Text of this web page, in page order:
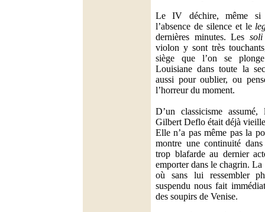
Le IV déchire, même si
l’absence de silence et le
dernières minutes. Les soli
violon y sont très
siège que l’on se
Louisiane dans toute la
aussi pour oublier, ou
l’horreur du moment.
D’un classicisme
Gilbert Deflo était déjà
Elle n’a pas même pas la
montre une continuité
trop blafarde au dernier
emporter dans le chagrin.
où sans lui ressembler
suspendu nous fait
des soupirs de Venise.